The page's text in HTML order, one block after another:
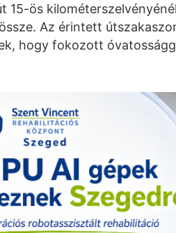
15-ös
Az érintett
hogy fokozott